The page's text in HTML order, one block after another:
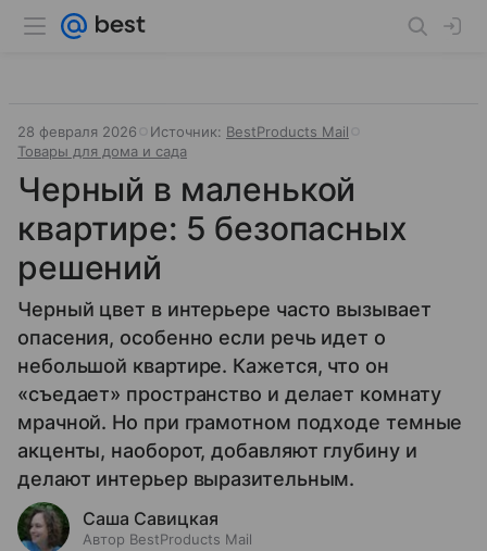
28 февраля 2026 Источник: BestProducts Mail
Товары для дома и сада
Черный в маленькой
квартире: 5 безопасных
решений
Черный цвет в интерьере часто вызывает
опасения, особенно если речь идет о
небольшой квартире. Кажется, что он
«съедает» пространство и делает комнату
мрачной. Но при грамотном подходе темные
акценты, наоборот, добавляют глубину и
делают интерьер выразительным.
Саша Савицкая
Автор BestProducts Mail